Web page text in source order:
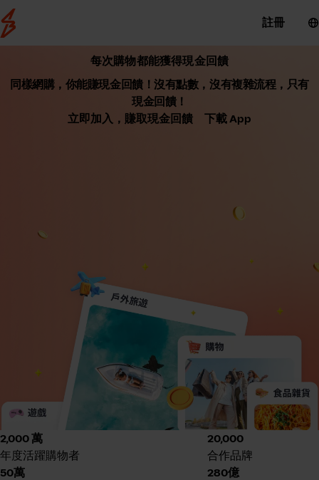
註冊
每次購物都能獲得現金回饋
同樣網購，你能賺現金回饋！沒有點數，沒有複雜流程，只有
現金回饋！
立即加入，賺取現金回饋
下載 App
2,000 萬
年度活躍購物者
20,000
合作品牌
50萬
280億